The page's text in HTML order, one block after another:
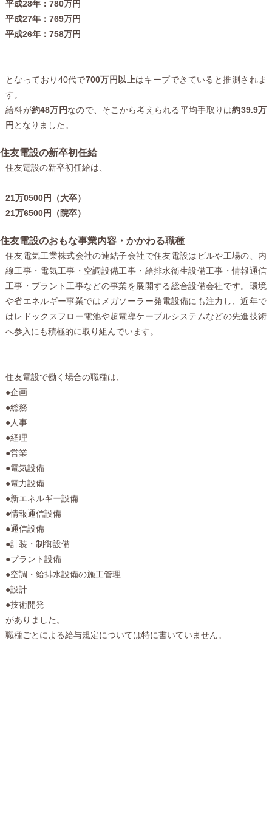
平成28年：780万円
平成27年：769万円
平成26年：758万円
となっており40代で700万円以上はキープできていると推測されま
す。
給料が約48万円なので、そこから考えられる平均手取りは約39.9万
円 となりました。
住友電設の新卒初任給
住友電設の新卒初任給は、
21万0500円（大卒）
21万6500円（院卒）
住友電設のおもな事業内容・かかわる職種
住友電気工業株式会社の連結子会社で住友電設はビルや工場の、内
線工事・電気工事・空調設備工事・給排水衛生設備工事・情報通信
工事・プラント工事などの事業を展開する総合設備会社です。環境
や省エネルギー事業ではメガソーラー発電設備にも注力し、近年で
はレドックスフロー電池や超電導ケーブルシステムなどの先進技術
へ参入にも積極的に取り組んでいます。
住友電設で働く場合の職種は、
●企画
●総務
●人事
●経理
●営業
●電気設備
●電力設備
●新エネルギー設備
●情報通信設備
●通信設備
●計装・制御設備
●プラント設備
●空調・給排水設備の施工管理
●設計
●技術開発
がありました。
職種ごとによる給与規定については特に書いていません。